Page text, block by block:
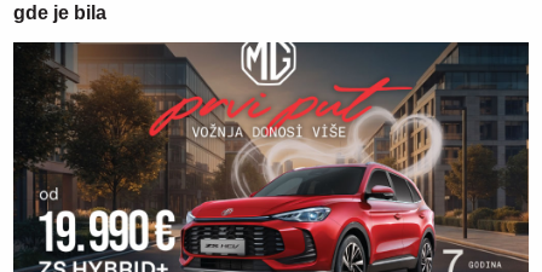
gde je bila